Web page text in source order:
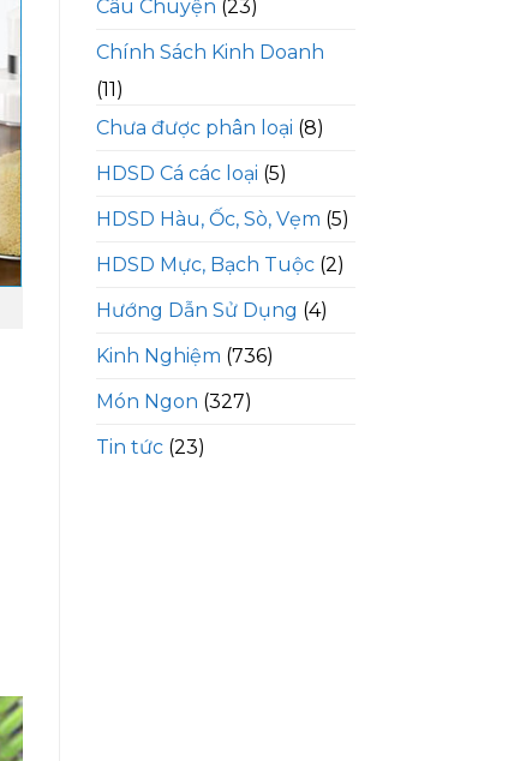
Câu Chuyện (23)
Chính Sách Kinh Doanh
(11)
Chưa được phân loại (8)
HDSD Cá các loại (5)
HDSD Hàu, Ốc, Sò, Vẹm (5)
HDSD Mực, Bạch Tuộc(2)
Hướng Dẫn Sử Dụng (4)
Kinh Nghiệm (736)
Món Ngon (327)
Tin tức(23)